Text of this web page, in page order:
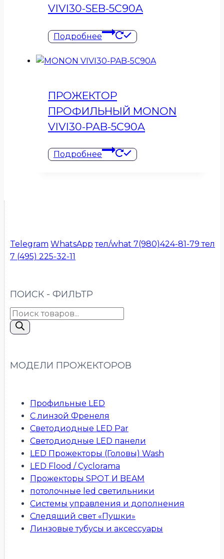
VIVI30-SEB-5C90A
Подробнее
ПРОЖЕКТОР
ПРОФИЛЬНЫЙ MONON
VIVI30-PAB-5C90A
Подробнее
Telegram WhatsApp тел/what 7(980)424-81-79тел
7 (495) 225-32-11
ПОИСК - ФИЛЬТР
Поиск
товаров
МОДЕЛИ ПРОЖЕКТОРОВ
Профильные LED
С линзой Френеля
Светодиодные LED Par
Светодиодные LED панели
LED Прожекторы (Головы) Wash
LED Flood / Cyclorama
Прожекторы SPOT И BEAM
потолочные led светильники
Системы управления и дополнения
Следящий свет «Пушки»
Линзовые тубусы и аксессуары